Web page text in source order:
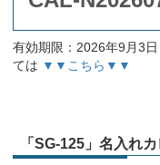
有効期限：2026年9月3
ては ▼▼こちら▼▼
「SG-125」名入れ